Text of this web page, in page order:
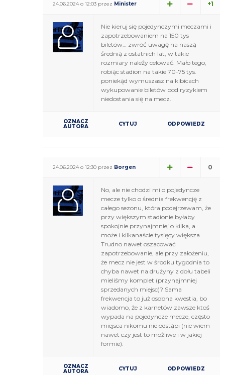
24.06.2024 o 12:03 przez Minister +1
Nie kieruj się pojedynczymi meczami i
zapotrzebowaniem na 150 tys
biletów… zwróć uwagę na naszą
średnią z ostatnich lat, w takie
rozmiary należy celować. Mało tego,
robiąc stadion na takie 70-75 tys.
poniekąd wymuszasz na kibicach
wykupowanie biletów pod ryzykiem
niedostania się na mecz.
OZNACZ
AUTORA CYTUJ ODPOWIEDZ
24.06.2024 o 12:30 przez Borgen 0
No, ale nie chodzi mi o pojedyncze
mecze tylko o średnia frekwencję z
całego sezonu, która podejrzewam, że
przy większym stadionie byłaby
spokojnie przynajmniej o kilka, a
może i kilkanaście tysięcy większa.
Trudno nawet oszacować
zapotrzebowanie, ale przy założeniu,
że mecz nie jest w środku tygodnia to
chyba nawet na drużyny z dołu tabeli
mieliśmy komplet (przynajmniej
sprzedanych miejsc)? Sama
frekwencja to już osobna kwestia, bo
wiadomo, że z karnetów zawsze ktoś
wypada na pojedyncze mecze, często
miejsca nikomu nie odstąpi (nie wiem
nawet czy jest to możliwe i w jakiej
formie).
OZNACZ
AUTORA CYTUJ ODPOWIEDZ